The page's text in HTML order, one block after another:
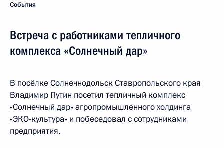
События
Встреча с работниками тепличного
комплекса «Солнечный дар»
В посёлке Солнечнодольск Ставропольского края
Владимир Путин посетил тепличный комплекс
«Солнечный дар» агропромышленного холдинга
«ЭКО-культура» и побеседовал с сотрудниками
предприятия.